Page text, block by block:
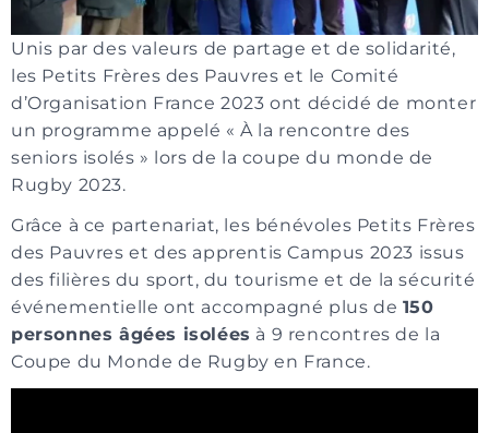
Unis par des valeurs de partage et de solidarité,
les Petits Frères des Pauvres et le Comité
d’Organisation France 2023 ont décidé de monter
un programme appelé « À la rencontre des
seniors isolés » lors de la coupe du monde de
Rugby 2023.
Grâce à ce partenariat, les bénévoles Petits Frères
des Pauvres et des apprentis Campus 2023 issus
des filières du sport, du tourisme et de la sécurité
événementielle ont accompagné plus de 150
personnes âgées isolées à 9 rencontres de la
Coupe du Monde de Rugby en France.